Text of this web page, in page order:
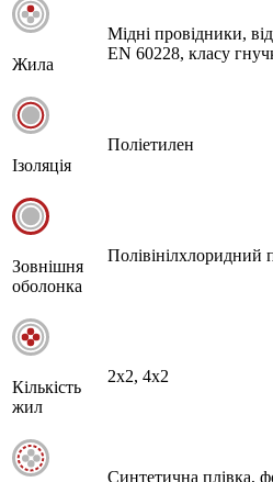
Жила
Мідні провідники,
EN 60228, класу
Ізоляція
Поліетилен
Зовнішня
оболонка
Полівінілхлоридний
Кількість
жил
2х2, 4х2
Синтетична плівка,